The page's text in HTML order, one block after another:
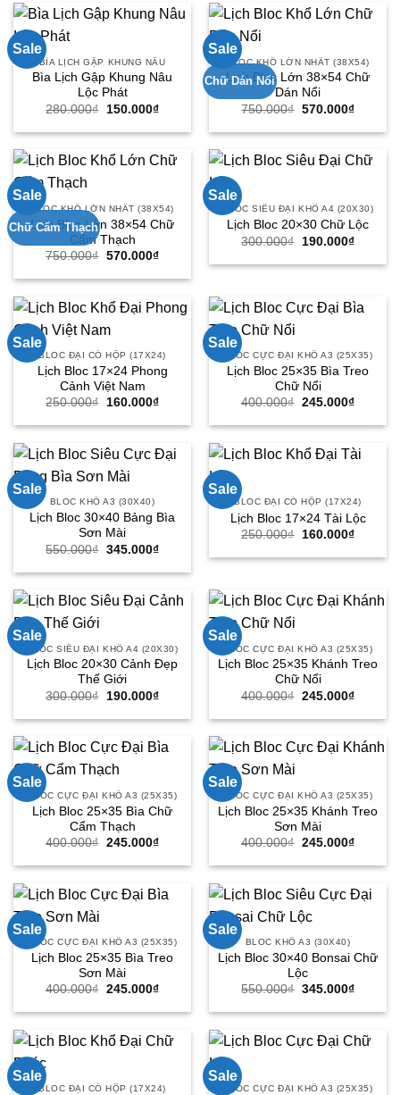
245.000₫.
Sale
BÌA LỊCH GẬP KHUNG NÂU
Bìa Lịch Gập Khung Nâu
Lộc Phát
280.000₫
Giá
là:
150.000₫Giá
tại
150.000₫.
Sale
Chữ Dán Nổi
BLOC KHỔ LỚN NHẤT (38X54)
Lịch Bloc Lớn 38×54 Chữ
Dán Nổi
750.000₫ Giá
là:
570.000₫Giá
tại
Sale
Chữ Cẩm Thạch
BLOC KHỔ LỚN NHẤT (38X54)
Lịch Bloc Lớn 38×54 Chữ
Cẩm Thạch
750.000₫ Giá
là:
570.000₫Giá
tại
570.000₫.
Sale
BLOC SIÊU ĐẠI KHỔ A4 (20X30)
Lịch Bloc 20×30 Chữ Lộc
300.000₫
Giá
là:
190.000₫Giá
tại
Sale
BLOC ĐẠI CÓ HỘP (17X24)
Lịch Bloc 17×24 Phong
Cảnh Việt Nam
250.000₫
Giá
là:
160.000₫Giá
tại
160.000₫.
Sale
BLOC CỰC ĐẠI KHỔ A3 (25X35)
Lịch Bloc 25×35 Bìa Treo
Chữ Nổi
400.000₫ Giá
là:
245.000₫Giá
tại
Sale
BLOC KHỔ A3 (30X40)
Lịch Bloc 30×40 Bảng Bìa
Sơn Mài
550.000₫ Giá
là:
345.000₫Giá
tại
345.000₫.
Sale
BLOC ĐẠI CÓ HỘP (17X24)
Lịch Bloc 17×24 Tài Lộc
250.000₫
Giá
là:
160.000₫Giá
tại
Sale
BLOC SIÊU ĐẠI KHỔ A4 (20X30)
Lịch Bloc 20×30 Cảnh Đẹp
Thế Giới
300.000₫
Giá
là:
190.000₫Giá
tại
190.000₫.
Sale
BLOC CỰC ĐẠI KHỔ A3 (25X35)
Lịch Bloc 25×35 Khánh Treo
Chữ Nổi
400.000₫ Giá
là:
245.000₫Giá
tại
Sale
BLOC CỰC ĐẠI KHỔ A3 (25X35)
Lịch Bloc 25×35 Bìa Chữ
Cẩm Thạch
400.000₫ Giá
là:
245.000₫Giá
tại
245.000₫.
Sale
BLOC CỰC ĐẠI KHỔ A3 (25X35)
Lịch Bloc 25×35 Khánh Treo
Sơn Mài
400.000₫ Giá
là:
245.000₫Giá
tại
Sale
BLOC CỰC ĐẠI KHỔ A3 (25X35)
Lịch Bloc 25×35 Bìa Treo
Sơn Mài
400.000₫ Giá
là:
245.000₫Giá
tại
245.000₫.
Sale
BLOC KHỔ A3 (30X40)
Lịch Bloc 30×40 Bonsai Chữ
Lộc
550.000₫ Giá
là:
345.000₫Giá
tại
Sale
BLOC ĐẠI CÓ HỘP (17X24)
Sale
BLOC CỰC ĐẠI KHỔ A3 (25X35)